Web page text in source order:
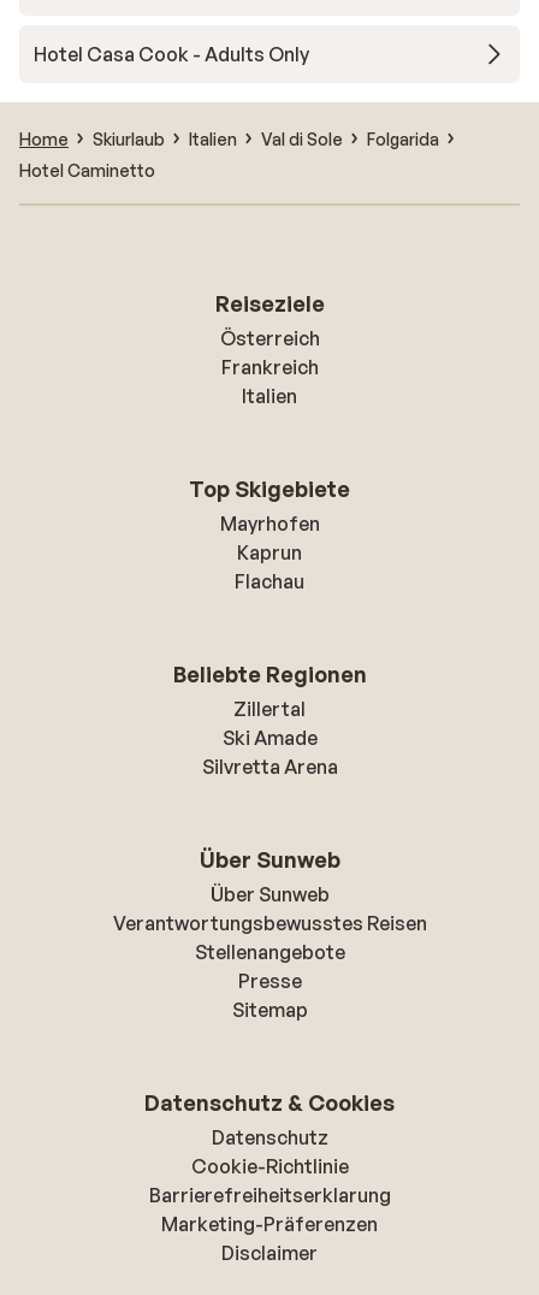
Hotel Casa Cook - Adults Only
Home Skiurlaub Italien Val di Sole
Folgarida
Hotel Caminetto
Reiseziele
Österreich
Frankreich
Italien
Top Skigebiete
Mayrhofen
Kaprun
Flachau
Beliebte Regionen
Zillertal
Ski Amade
Silvretta Arena
Über Sunweb
Über Sunweb
Verantwortungsbewusstes Reisen
Stellenangebote
Presse
Sitemap
Datenschutz & Cookies
Datenschutz
Cookie-Richtlinie
Barrierefreiheitserklarung
Marketing-Präferenzen
Disclaimer